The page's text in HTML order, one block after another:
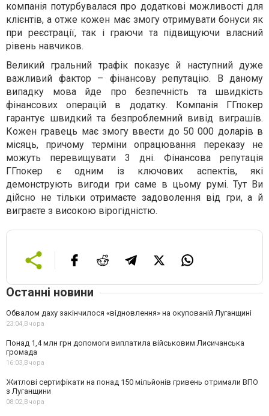
компанія потурбувалася про додаткові можливості для
клієнтів, а отже кожен має змогу отримувати бонуси як
при реєстрації, так і граючи та підвищуючи власний
рівень навчиков.
Великий гральний трафік показує й наступний дуже
важливий фактор – фінансову репутацію. В даному
випадку мова йде про безпечність та швидкість
фінансових операцій в додатку. Компанія ГГпокер
гарантує швидкий та безпроблемний вивід виграшів.
Кожен гравець має змогу ввести до 50 000 доларів в
місяць, причому терміни опрацювання переказу не
можуть перевищувати 3 дні. Фінансова репутація
ГГпокер є одним із ключових аспектів, які
демонструють вигоди гри саме в цьому румі. Тут Ви
дійсно не тільки отримаєте задоволення від гри, а й
виграєте з високою вірогідністю.
Останні новини
Обвалом даху закінчилося «відновлення» на окупованій Луганщині
23:04,Вчора
Понад 1,4 млн грн допомоги виплатила військовим Лисичанська
громада
16:03,Вчора
Житлові сертифікати на понад 150 мільйонів гривень отримали ВПО
з Луганщини
08:02,Вчора